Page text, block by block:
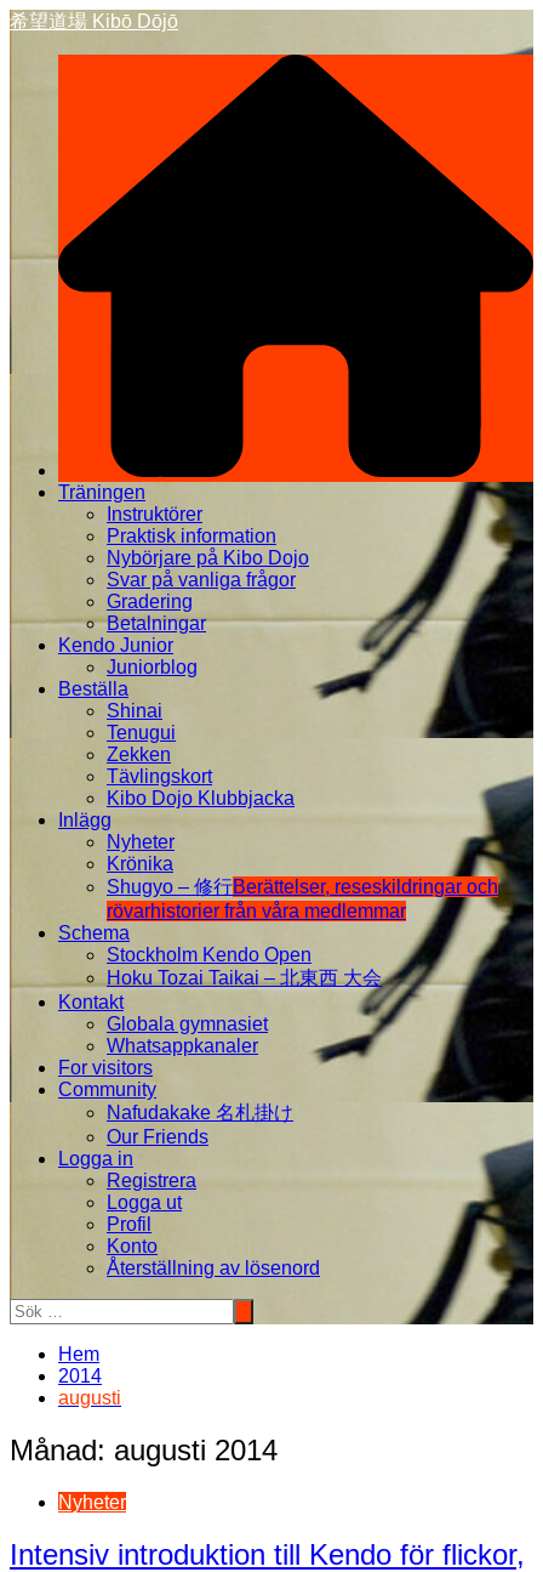
Hoppa
希望道場 Kibō Dōjō
Träningen
Instruktörer
Praktisk information
Nybörjare på Kibo Dojo
Svar på vanliga frågor
Gradering
Betalningar
Kendo Junior
Juniorblog
Beställa
Shinai
Tenugui
Zekken
Tävlingskort
Kibo Dojo Klubbjacka
Inlägg
Nyheter
Krönika
Shugyo – 修行Berättelser, reseskildringar och
rövarhistorier från våra medlemmar
Schema
Stockholm Kendo Open
Hoku Tozai Taikai – 北東西 大会
Kontakt
Globala gymnasiet
Whatsappkanaler
For visitors
Community
Nafudakake 名札掛け
Our Friends
Logga in
Registrera
Logga ut
Profil
Konto
Återställning av lösenord
Hem
2014
augusti
Månad: augusti 2014
Nyheter
Intensiv introduktion till Kendo för flickor,